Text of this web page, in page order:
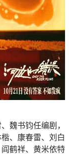
魏书钧任编剧，
、康春雷、刘白
鹤祥、黄米依特